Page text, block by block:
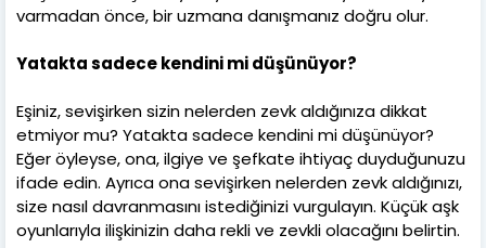
varmadan önce, bir uzmana danışmanız doğru olur.
Yatakta sadece kendini mi düşünüyor?
Eşiniz, sevişirken sizin nelerden zevk aldığınıza dikkat
etmiyor mu? Yatakta sadece kendini mi düşünüyor?
Eğer öyleyse, ona, ilgiye ve şefkate ihtiyaç duyduğunuzu
ifade edin. Ayrıca ona sevişirken nelerden zevk aldığınızı,
size nasıl davranmasını istediğinizi vurgulayın. Küçük aşk
oyunlarıyla ilişkinizin daha rekli ve zevkli olacağını belirtin.